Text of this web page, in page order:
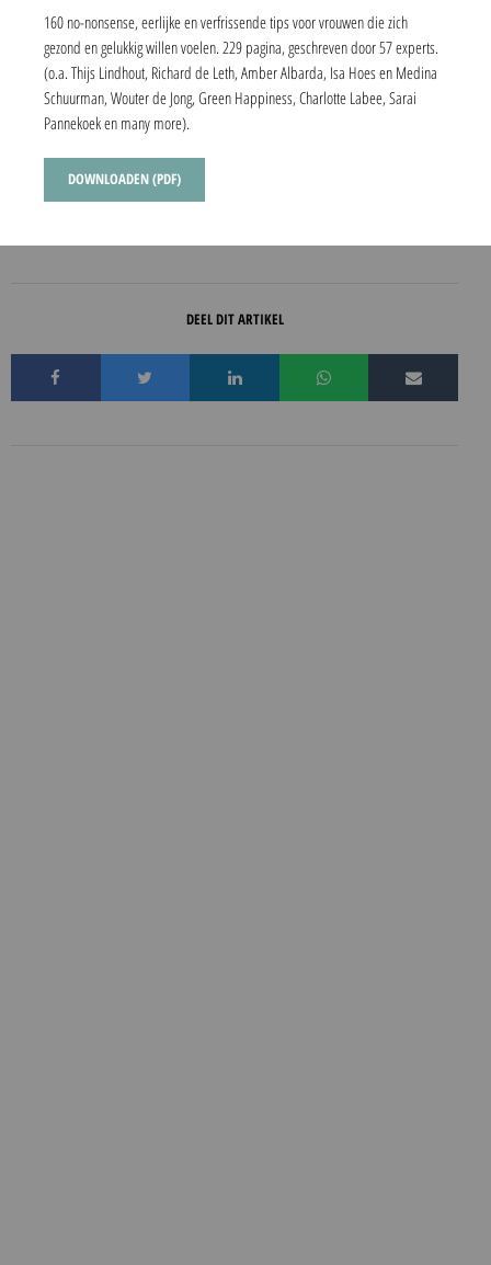
AMH? FSH? De 40 al voorbij? Maak je daar geen zorgen over. Age is just
a number :).
Dit artikel is geschreven doorMarije Jelsma.
Ook als je ouder dan 40 jaar bent zijn er nog
DEEL DIT ARTIKEL
160 no-nonsense, eerlijke en verfrissende tips voor vrouwen die zich
gezond en gelukkig willen voelen. 229 pagina, geschreven door 57 experts.
(o.a. Thijs Lindhout, Richard de Leth, Amber Albarda, Isa Hoes en Medina
Schuurman, Wouter de Jong, Green Happiness, Charlotte Labee, Sarai
Pannekoek en many more).
DOWNLOADEN (PDF)